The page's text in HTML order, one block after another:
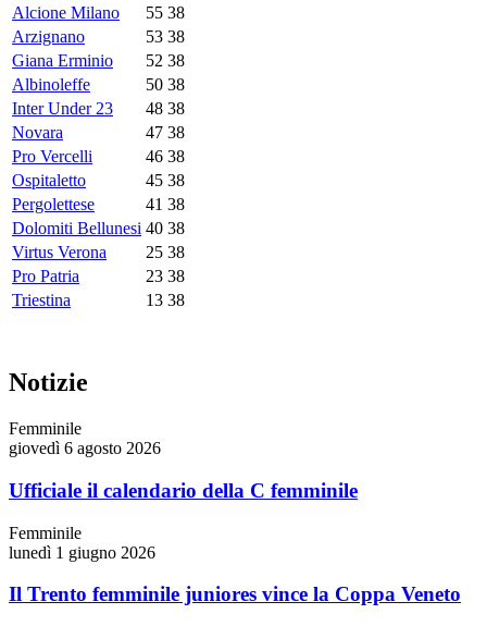
Alcione Milano
55 38
Arzignano
53 38
Giana Erminio
52 38
Albinoleffe
50 38
Inter Under 23
48 38
Novara
47 38
Pro Vercelli
46 38
Ospitaletto
45 38
Pergolettese
41 38
Dolomiti Bellunesi 40 38
Virtus Verona
25 38
Pro Patria
23 38
Triestina
13 38
Notizie
Femminile
giovedì 6 agosto 2026
Ufficiale il calendario della C femminile
Femminile
lunedì 1 giugno 2026
Il Trento femminile juniores vince la Coppa Veneto